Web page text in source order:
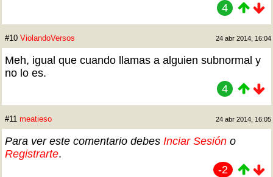
4
#10 ViolandoVersos 24 abr 2014, 16:04
Meh, igual que cuando llamas a alguien subnormal y
no lo es.
4
#11 meatieso 24 abr 2014, 16:05
Para ver este comentario debes Inciar Sesión o
Registrarte.
-2